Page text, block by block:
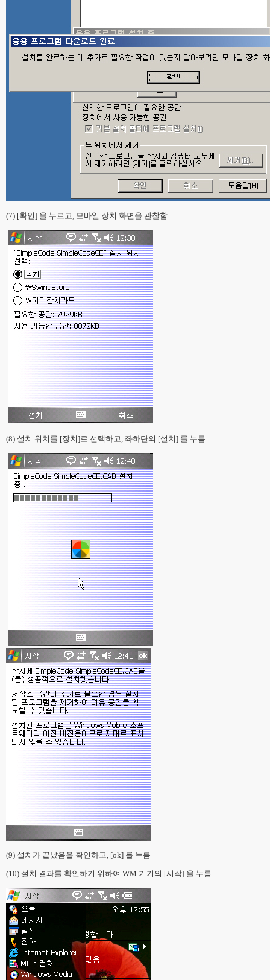
(7) [확인] 을 누르고, 모바일 장치 화면을 관찰함
(8) 설치 위치를 [장치]로 선택하고, 좌하단의 [설치] 를 누름
(9) 설치가 끝났음을 확인하고, [ok] 를 누름
(10) 설치 결과를 확인하기 위하여 WM 기기의 [시작] 을 누름